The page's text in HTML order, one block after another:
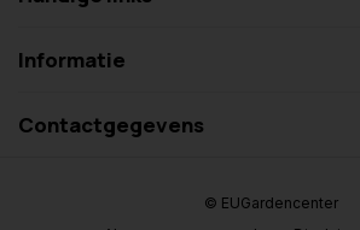
Informatie
Contactgegevens
© EUGardencenter